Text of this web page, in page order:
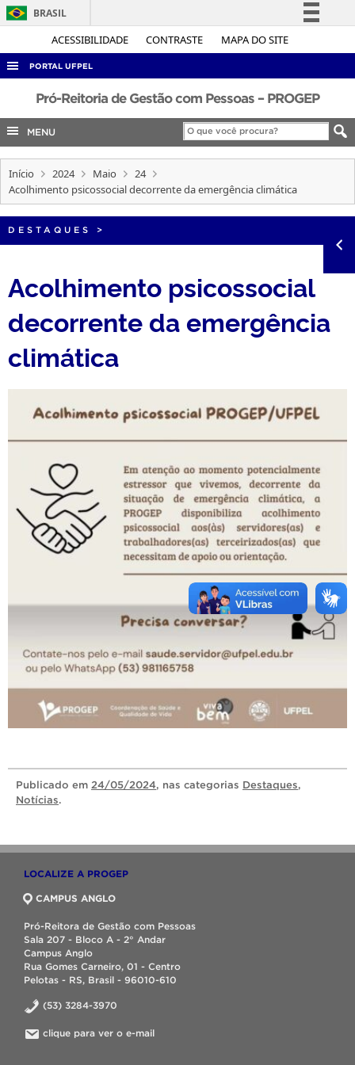
ACESSIBILIDADE CONTRASTE MAPA DO SITE
BRASIL
Simplifique!
Legislação
Canais
PORTAL UFPEL
ACESSO À INFORMAÇÃO
AUDITORIA
COBALTO
CONCURSOS
INTERNACIONAL
PORTARIAS
Pró-Reitoria de Gestão com Pessoas – PROGEP
MENU
Início 2024 Maio
24
Acolhimento psicossocial decorrente da emergência climática
DESTAQUES >
Acolhimento psicossocial
decorrente da emergência
climática
Publicado em 24/05/2024, nas categorias Destaques,
Notícias.
LOCALIZE A PROGEP
CAMPUS ANGLO
Pró-Reitora de Gestão com Pessoas
Sala 207 - Bloco A - 2° Andar
Campus Anglo
Rua Gomes Carneiro, 01 - Centro
Pelotas - RS, Brasil - 96010-610
(53) 3284-3970
clique para ver o e-mail